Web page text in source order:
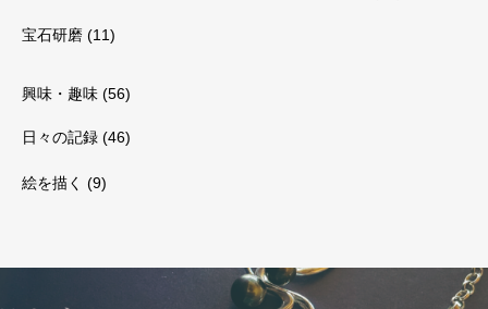
宝石研磨 (11)
興味・趣味 (56)
日々の記録 (46)
絵を描く (9)